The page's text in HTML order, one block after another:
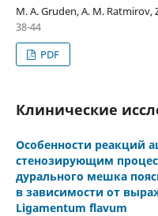
M. A. Gruden, A. M. Ratmirov,
38-44
PDF
Клинические
Особенности реакций
стенозирующим
дурального мешка
в зависимости от
Ligamentum flavum